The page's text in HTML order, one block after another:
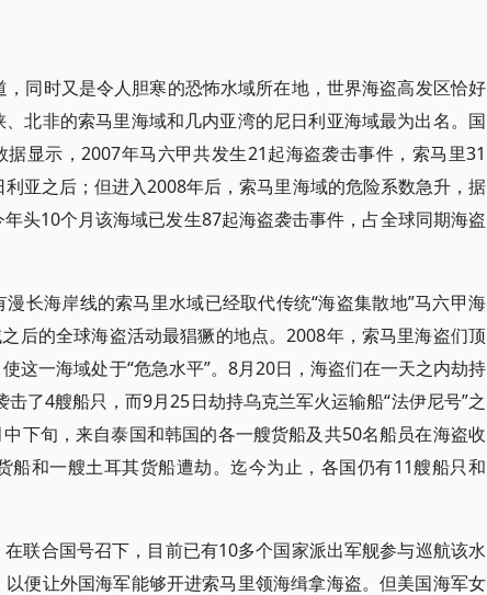
同时又是令人胆寒的恐怖水域所在地，世界海盗高发区恰好
北非的索马里海域和几内亚湾的尼日利亚海域最为出名。国
显示，2007年马六甲共发生21起海盗袭击事件，索马里31
亚之后；但进入2008年后，索马里海域的危险系数急升，据
头10个月该海域已发生87起海盗袭击事件，占全球同期海盗
长海岸线的索马里水域已经取代传统“海盗集散地”马六甲海
后的全球海盗活动最猖獗的地点。2008年，索马里海盗们顶
这一海域处于“危急水平”。8月20日，海盗们在一天之内劫持
了4艘船只，而9月25日劫持乌克兰军火运输船“法伊尼号”之
下旬，来自泰国和韩国的各一艘货船及共50名船员在海盗收
船和一艘土耳其货船遭劫。迄今为止，各国仍有11艘船只和
联合国号召下，目前已有10多个国家派出军舰参与巡航该水
便让外国海军能够开进索马里领海缉拿海盗。但美国海军女